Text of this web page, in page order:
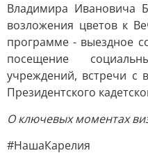
Владимира Ивановича
возложения цветов к
программе - выездное
посещение
учреждений, встречи с
Президентского
О ключевых моментах
#НашаКарелия